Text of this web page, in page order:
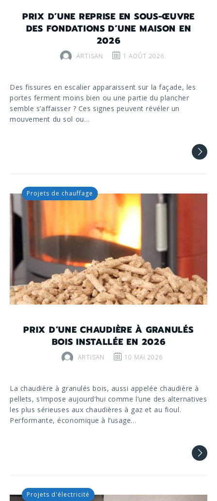
PRIX D’UNE REPRISE EN SOUS-ŒUVRE
DES FONDATIONS D’UNE MAISON EN
2026
ARTISAN 1 AOÛT 2026
Des fissures en escalier apparaissent sur la façade, les
portes ferment moins bien ou une partie du plancher
semble s’affaisser ? Ces signes peuvent révéler un
mouvement du sol ou…
PRIX D’UNE CHAUDIÈRE À GRANULÉS
BOIS INSTALLÉE EN 2026
ARTISAN 10 MAI 2026
Projets de chauffage
La chaudière à granulés bois, aussi appelée chaudière à
pellets, s’impose aujourd’hui comme l’une des alternatives
les plus sérieuses aux chaudières à gaz et au fioul.
Performante, économique à l’usage…
Projets d'électricité